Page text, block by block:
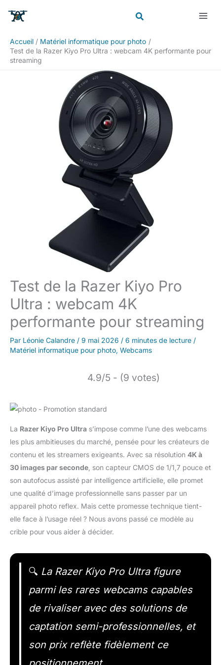
Accueil
Matériel informatique pour photo
Test de la Razer Kiyo Pro Ultra : webcam 4K performante pour
streaming
Test de la Razer Kiyo Pro
Ultra : webcam 4K
performante pour streaming
Par Léonie Calandre / 9 mai 2026 / 6 minutes de lecture /
Matériel informatique pour photo, Webcams
4.9/5 - (9 votes)
La Razer Kiyo Pro Ultra s’impose comme l’une des webcams
les plus ambitieuses du marché, pensée pour les créateurs de
contenu et les streamers exigeants. Avec sa résolution 4K à
30 images par seconde , son capteur CMOS de 1/1,7 pouce et
son autofocus assisté par intelligence artificielle, elle promet
une qualité d’image professionnelle sans passer par un
appareil photo reflex. Mais cette promesse technique tient-
elle face à l’usage réel ? Nous avons passé ce modèle au
crible pour vous aider à décider.
🔍 La Razer Kiyo Pro Ultra figure
parmi les rares webcams capables
de rivaliser avec des solutions de
captation semi-professionnelles, et
son prix reflète fidèlement ce